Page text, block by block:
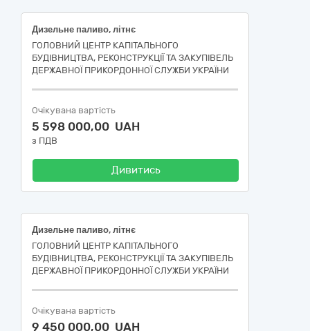
Дизельне паливо, літнє
ГОЛОВНИЙ ЦЕНТР КАПІТАЛЬНОГО
БУДІВНИЦТВА, РЕКОНСТРУКЦІЇ ТА ЗАКУПІВЕЛЬ
ДЕРЖАВНОЇ ПРИКОРДОННОЇ СЛУЖБИ УКРАЇНИ
Очікувана вартість
5 598 000,00 UAH
з ПДВ
Дивитись
Дизельне паливо, літнє
ГОЛОВНИЙ ЦЕНТР КАПІТАЛЬНОГО
БУДІВНИЦТВА, РЕКОНСТРУКЦІЇ ТА ЗАКУПІВЕЛЬ
ДЕРЖАВНОЇ ПРИКОРДОННОЇ СЛУЖБИ УКРАЇНИ
Очікувана вартість
9 450 000,00 UAH